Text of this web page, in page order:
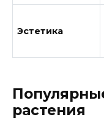
Эстетика
растения